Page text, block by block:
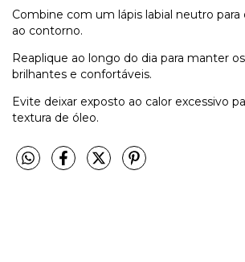
Combine com um lápis labial neutro para
ao contorno.
Reaplique ao longo do dia para manter
brilhantes e confortáveis.
Evite deixar exposto ao calor excessivo
textura de óleo.